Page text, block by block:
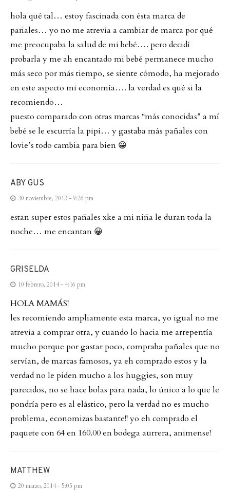
hola qué tal… estoy fascinada con ésta marca de
pañales… yo no me atrevía a cambiar de marca por qué
me preocupaba la salud de mi bebé…. pero decidí
probarla y me ah encantado mi bebé permanece mucho
más seco por más tiempo, se siente cómodo, ha mejorado
en este aspecto mi economía…. la verdad es qué si la
recomiendo…
puesto comparado con otras marcas “más conocidas” a mí
bebé se le escurría la pipí… y gastaba más pañales con
lovie’s todo cambia para bien 😀
ABY GUS
30 noviembre, 2013 - 9:26 pm
estan super estos pañales xke a mi niña le duran toda la
noche… me encantan 😀
GRISELDA
10 febrero, 2014 - 4:16 pm
HOLA MAMÁS!
les recomiendo ampliamente esta marca, yo igual no me
atrevía a comprar otra, y cuando lo hacia me arrepentía
mucho porque por gastar poco, compraba pañales que no
servían, de marcas famosos, ya eh comprado estos y la
verdad no le piden mucho a los huggies, son muy
parecidos, no se hace bolas para nada, lo único a lo que le
pondría pero es al elástico, pero la verdad no es mucho
problema, economizas bastante!! yo eh comprado el
paquete con 64 en 160.00 en bodega aurrera, animense!
MATTHEW
20 marzo, 2014 - 5:05 pm